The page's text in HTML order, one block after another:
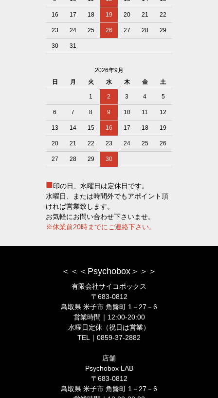
16 17 18 19 20 21 22
23 24 25 26 27 28 29
30 31
2026年9月
日
月 火 水 木 金 土
1 2 3 4 5
6 7 8 9 10 11 12
13 14 15 16 17 18 19
20 21 22 23 24 25 26
27 28 29 30
■印の日、水曜日は定休日です。
水曜日、または時間外でもアポイント頂
ければ営業致します。
お気軽にお問い合わせ下さいませ。
※休業前20時までにご連絡下さい。
＜＜＜Psychobox＞＞＞
有限会社サイコボックス
〒683-0812
鳥取県 米子市 角盤町 1－27－6
営業時間｜12:00-20:00
水曜日定休（祝日は営業）
TEL｜0859-37-2882
店舗
Psychobox LAB
〒683-0812
鳥取県 米子市 角盤町 1－27－6